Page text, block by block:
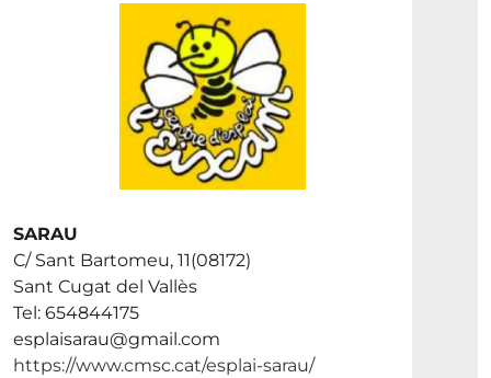
SARAU
C/ Sant Bartomeu, 11(08172)
Sant Cugat del Vallès
Tel: 654844175
esplaisarau@gmail.com
https://www.cmsc.cat/esplai-sarau/